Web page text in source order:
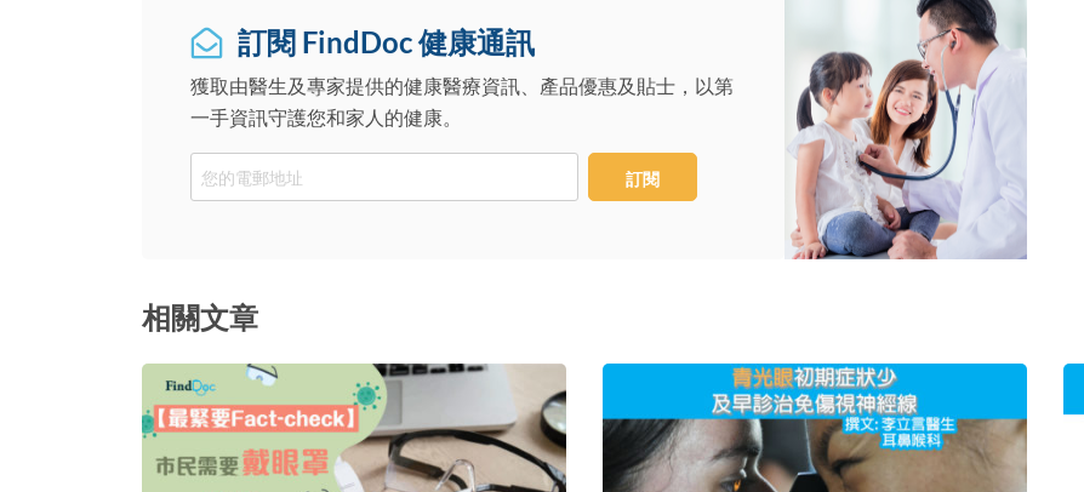
訂閱 FindDoc 健康通訊
獲取由醫生及專家提供的健康醫療資訊、產品優惠及貼士，以第
一手資訊守護您和家人的健康。
Email
訂閱
相關文章